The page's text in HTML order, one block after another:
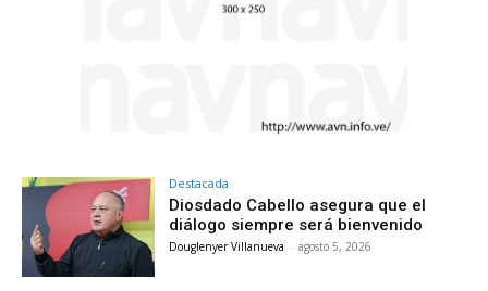
Destacada
Diosdado Cabello asegura que el
diálogo siempre será bienvenido
Douglenyer Villanueva - agosto 5, 2026